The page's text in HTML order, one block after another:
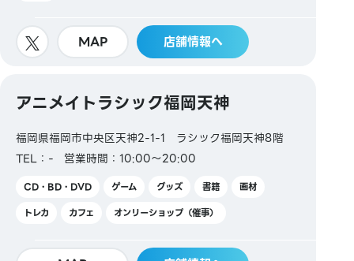
MAP 店舗情報へ
アニメイトラシック福岡天神
福岡県福岡市中央区天神2-1-1 ラシック福岡天神8階
TEL：-
営業時間：10:00～20:00
CD・BD・DVD ゲーム グッズ 書籍
画材
トレカ
カフェ オンリーショップ（催事）